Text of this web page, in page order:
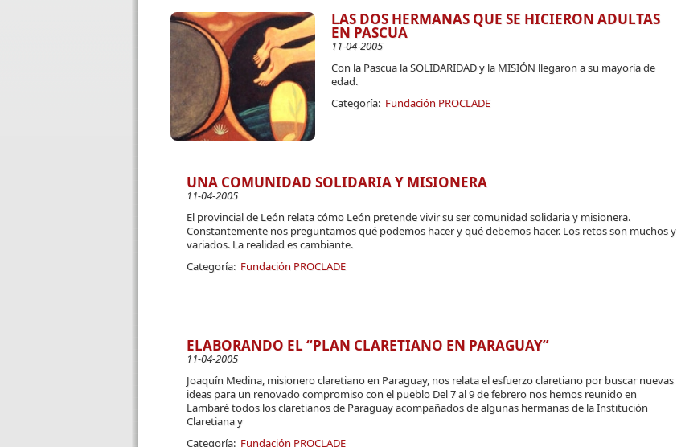
LAS DOS HERMANAS QUE SE HICIERON ADULTAS
EN PASCUA
11-04-2005
Con la Pascua la SOLIDARIDAD y la MISIÓN llegaron a su mayoría de
edad.
Categoría: Fundación PROCLADE
UNA COMUNIDAD SOLIDARIA Y MISIONERA
11-04-2005
El provincial de León relata cómo León pretende vivir su ser comunidad solidaria y misionera.
Constantemente nos preguntamos qué podemos hacer y qué debemos hacer. Los retos son muchos y
variados. La realidad es cambiante.
Categoría: Fundación PROCLADE
ELABORANDO EL “PLAN CLARETIANO EN PARAGUAY”
11-04-2005
Joaquín Medina, misionero claretiano en Paraguay, nos relata el esfuerzo claretiano por buscar nuevas
ideas para un renovado compromiso con el pueblo Del 7 al 9 de febrero nos hemos reunido en
Lambaré todos los claretianos de Paraguay acompañados de algunas hermanas de la Institución
Claretiana y
Categoría: Fundación PROCLADE